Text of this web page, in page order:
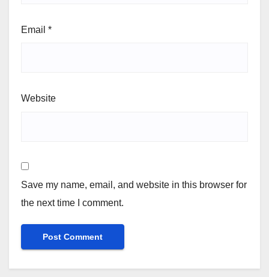
Email *
Website
Save my name, email, and website in this browser for
the next time I comment.